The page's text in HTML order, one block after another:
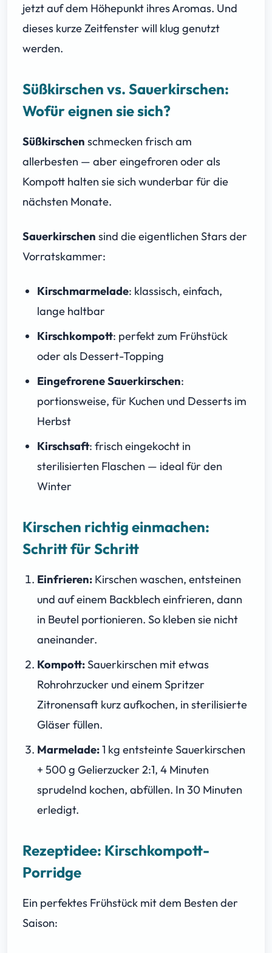
jetzt auf dem Höhepunkt ihres Aromas. Und
dieses kurze Zeitfenster will klug genutzt
werden.
Süßkirschen vs. Sauerkirschen:
Wofür eignen sie sich?
Süßkirschen schmecken frisch am
allerbesten — aber eingefroren oder als
Kompott halten sie sich wunderbar für die
nächsten Monate.
Sauerkirschen sind die eigentlichen Stars der
Vorratskammer:
Kirschmarmelade: klassisch, einfach,
lange haltbar
Kirschkompott: perfekt zum Frühstück
oder als Dessert-Topping
Eingefrorene Sauerkirschen:
portionsweise, für Kuchen und Desserts im
Herbst
Kirschsaft: frisch eingekocht in
sterilisierten Flaschen — ideal für den
Winter
Kirschen richtig einmachen:
Schritt für Schritt
Einfrieren: Kirschen waschen, entsteinen
und auf einem Backblech einfrieren, dann
in Beutel portionieren. So kleben sie nicht
aneinander.
Kompott: Sauerkirschen mit etwas
Rohrohrzucker und einem Spritzer
Zitronensaft kurz aufkochen, in sterilisierte
Gläser füllen.
Marmelade:1 kg entsteinte Sauerkirschen
+ 500 g Gelierzucker 2:1, 4 Minuten
sprudelnd kochen, abfüllen. In 30 Minuten
erledigt.
Rezeptidee: Kirschkompott-
Porridge
Ein perfektes Frühstück mit dem Besten der
Saison: